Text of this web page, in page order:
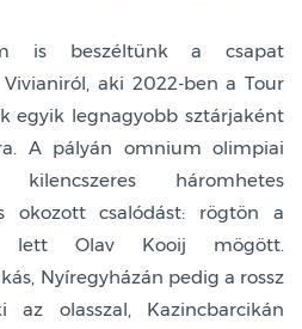
is beszéltünk a csapat
aki 2022-ben a Tour
egyik legnagyobb sztárjaként
A pályán omnium olimpiai
háromhetes
okozott csalódást: rögtön a
lett Olav Kooij mögött.
Nyíregyházán pedig a rossz
az olasszal, Kazincbarcikán